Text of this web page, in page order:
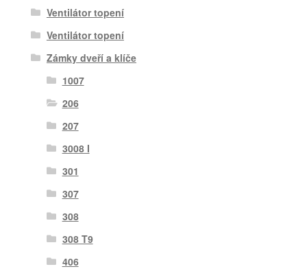
Ventilátor topení
Ventilátor topení
Zámky dveří a klíče
1007
206
207
3008 I
301
307
308
308 T9
406